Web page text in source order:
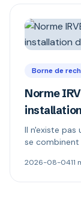
Borne de
Norme
Il n'existe pas
se combinent
borne. Ce qui
2026-08-0411